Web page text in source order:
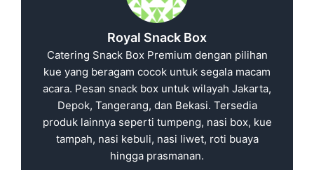
Royal Snack Box
Catering Snack Box Premium dengan pilihan
kue yang beragam cocok untuk segala macam
acara. Pesan snack box untuk wilayah Jakarta,
Depok, Tangerang, dan Bekasi. Tersedia
produk lainnya seperti tumpeng, nasi box, kue
tampah, nasi kebuli, nasi liwet, roti buaya
hingga prasmanan.